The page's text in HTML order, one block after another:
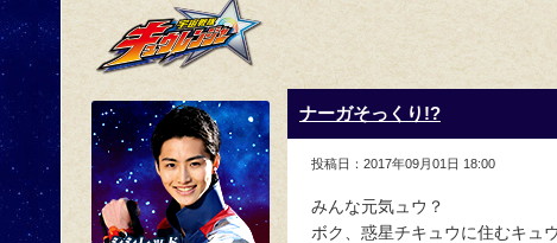
ナーガそっくり!?
投稿日：2017年09月01日 18:00
みんな元気ュウ？
ボク、惑星チキュウに住むキュ